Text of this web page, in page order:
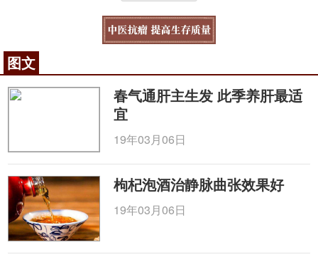
图文
春气通肝主生发 此季养肝最适
宜
19年03月06日
枸杞泡酒治静脉曲张效果好
19年03月06日